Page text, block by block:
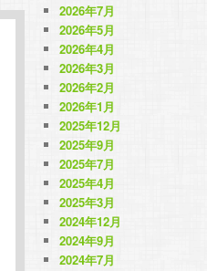
2026年7月
2026年5月
2026年4月
2026年3月
2026年2月
2026年1月
2025年12月
2025年9月
2025年7月
2025年4月
2025年3月
2024年12月
2024年9月
2024年7月